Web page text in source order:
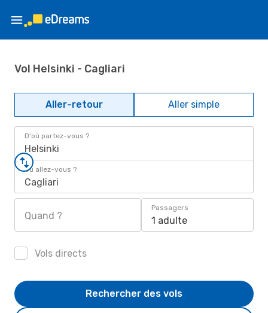
Vol Helsinki - Cagliari
Aller-retour Aller simple
D'où partez-vous ?
Helsinki
Où allez-vous ?
Cagliari
Quand ?
Passagers
1 adulte
Vols directs
Rechercher des vols